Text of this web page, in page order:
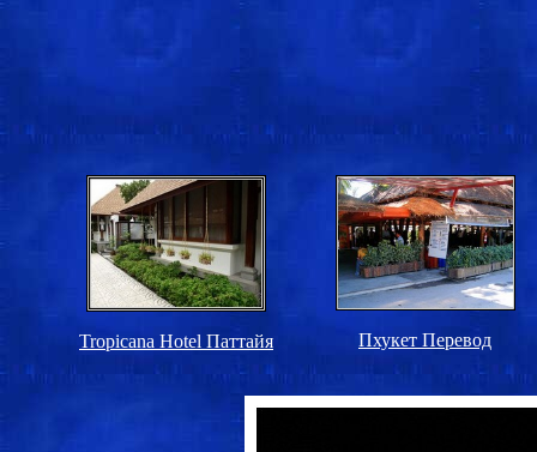
Tropicana Hotel Паттайя Пхукет Перевод